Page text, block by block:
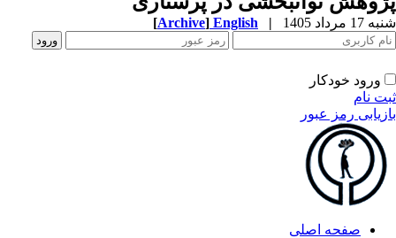
مرداد 1405 |
English
[Archive]
ورود خودکار
نام
رمز عبور
صفحه اصلی